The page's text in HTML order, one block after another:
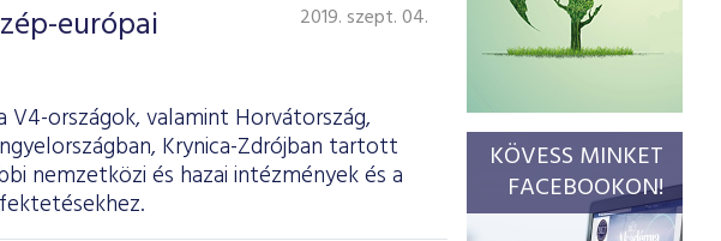
európai
2019. szept. 04.
V4-országok, valamint Horvátország,
Krynica-Zdrójban tartott
nemzetközi és hazai intézmények és a
KÖVESS MINKET
FACEBOOKON!